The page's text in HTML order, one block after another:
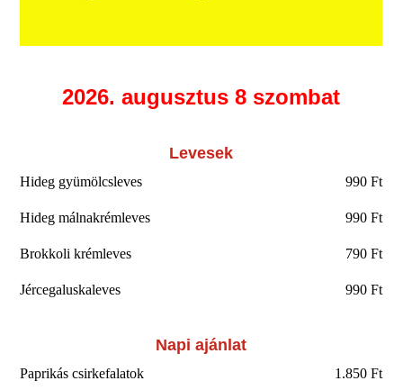
2026. augusztus 8 szombat
Levesek
Hideg gyümölcsleves 990 Ft
Hideg málnakrémleves 990 Ft
Brokkoli krémleves 790 Ft
Jércegaluskaleves 990 Ft
Napi ajánlat
Paprikás csirkefalatok 1.850 Ft